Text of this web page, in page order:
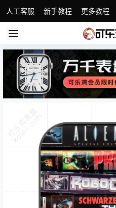
人工客服 新手教程 更多教程